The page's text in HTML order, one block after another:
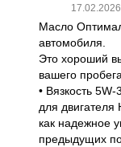
Масло
автомобиля.
Это хороший
вашего пробега.
• Вязкость
для
как надежное
предыдущих